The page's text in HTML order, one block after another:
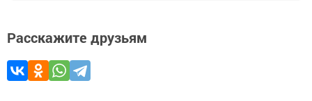
Расскажите друзьям